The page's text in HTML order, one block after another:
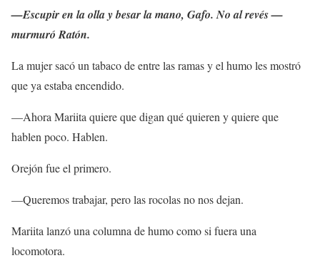
—Escupir en la olla y besar la mano, Gafo. No al revés —
murmuró Ratón.
La mujer sacó un tabaco de entre las ramas y el humo les mostró
que ya estaba encendido.
—Ahora Mariita quiere que digan qué quieren y quiere que
hablen poco. Hablen.
Orejón fue el primero.
—Queremos trabajar, pero las rocolas no nos dejan.
Mariita lanzó una columna de humo como si fuera una
locomotora.